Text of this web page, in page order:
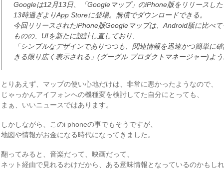
Googleは12月13日、「Googleマップ」のiPhone版をリリースし
13時過ぎよりApp Storeに登場。無償でダウンロードできる。
今回リリースされたiPhone版Googleマップは、Android版に比べ
ものの、UIを新たに設計し直しており、
「シンプルなデザインでありつつも、関連情報を迅速かつ簡単に
きる限り広く表示される」(グーグル プロダクトマネージャー)よう
とりあえず、マップの使い心地だけは、非常に悪かったようなので、
じゃっかんアイフォンへの機種変を検討してた自分にとっても、
まぁ、いいニュースではあります。
しかしながら、このi phoneの事でもそうですが、
地図や情報がお金になる時代になってきました。
翻ってみると、音楽だって、映画だって、
ネット経由で見れるわけだから、ある意味情報となっているのかもしれ